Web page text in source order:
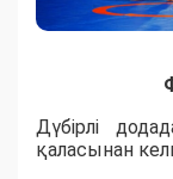
Дүбірлі
қаласынан